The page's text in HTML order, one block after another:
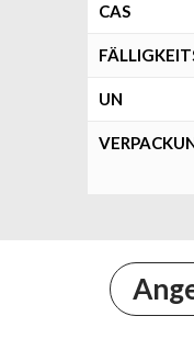
CAS
UN